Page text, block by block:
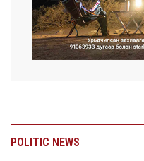
POLITIC NEWS